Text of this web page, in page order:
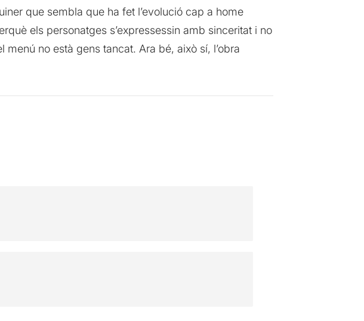
que sembla que ha fet l’evolució cap a home
els personatges s’expressessin amb sinceritat i no
no està gens tancat. Ara bé, això sí, l’obra